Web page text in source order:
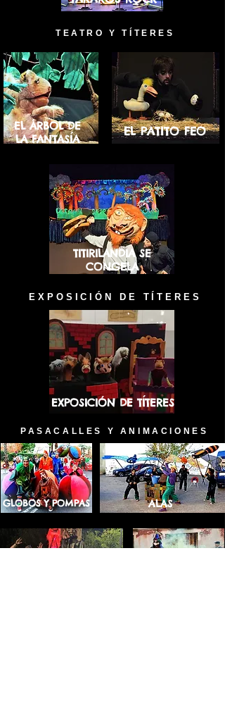
TEATRO Y TÍTERES
EL ÁRBOL DE
LA FANTASÍA
EL PATITO FEO
TITIRILANDIA SE
CONGELA
EXPOSICIÓN DE TÍTERES
EXPOSICIÓN DE TÍTERES
PASACALLES Y ANIMACIONES
GLOBOS Y POMPAS ALAS